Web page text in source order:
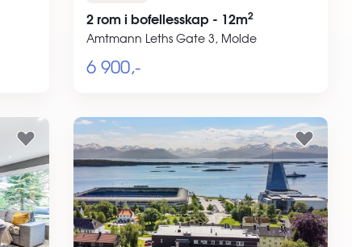
2 rom i bofellesskap - 12m2
Amtmann Leths Gate 3, Molde
6 900,-